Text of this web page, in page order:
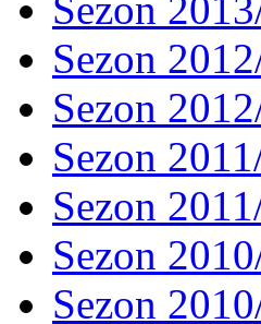
Sezon
Sezon
Sezon
Sezon
Sezon
Sezon